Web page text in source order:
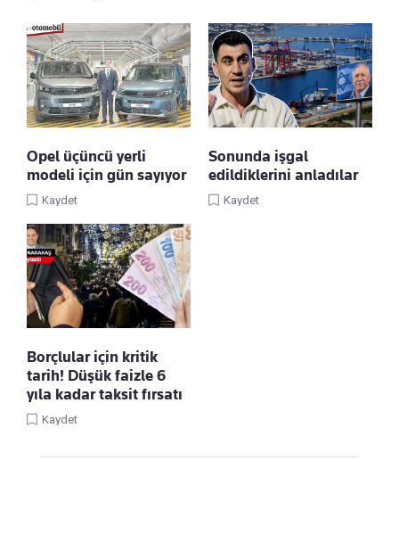
Opel üçüncü yerli
modeli için gün sayıyor
Kaydet
Sonunda işgal
edildiklerini anladılar
Kaydet
Borçlular için kritik
tarih! Düşük faizle 6
yıla kadar taksit fırsatı
Kaydet